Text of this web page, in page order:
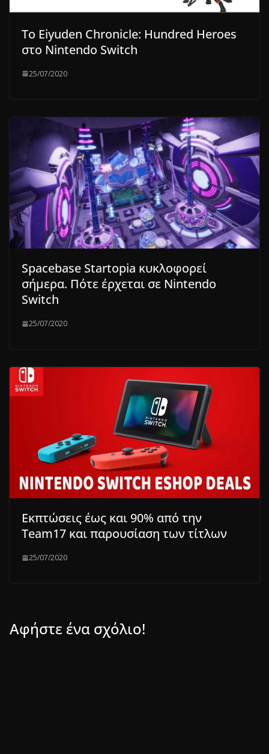
Το Eiyuden Chronicle: Hundred Heroes
στο Nintendo Switch
25/07/2020
Spacebase Startopia κυκλοφορεί
σήμερα. Πότε έρχεται σε Nintendo
Switch
25/07/2020
Εκπτώσεις έως και 90% από την
Team17 και παρουσίαση των τίτλων
25/07/2020
Αφήστε ένα σχόλιο!